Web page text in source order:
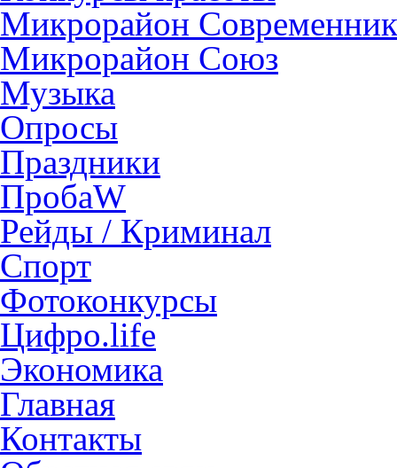
Микрорайон Современник
Микрорайон Союз
Музыка
Опросы
Праздники
ПробаW
Рейды / Криминал
Спорт
Фотоконкурсы
Цифро.life
Экономика
Главная
Контакты